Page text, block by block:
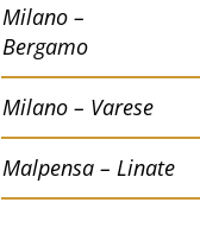
Milano –
Bergamo
Milano – Varese
Malpensa – Linate